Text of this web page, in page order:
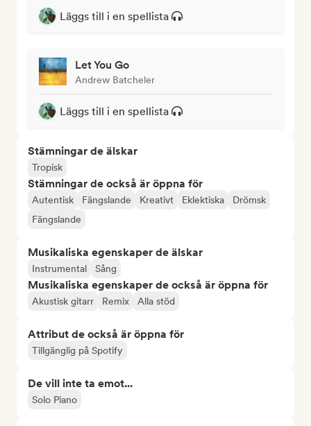
Läggs till i en spellista
Let You Go
Andrew Batcheler
Läggs till i en spellista
Stämningar de älskar
Tropisk
Stämningar de också är öppna för
Autentisk Fängslande Kreativt Eklektiska
Drömsk
Fängslande
Musikaliska egenskaper de älskar
Instrumental Sång
Musikaliska egenskaper de också är öppna för
Akustisk gitarr Remix Alla stöd
Attribut de också är öppna för
Tillgänglig på Spotify
De vill inte ta emot...
Solo Piano